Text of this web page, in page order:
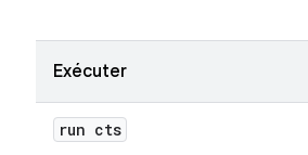
Exécuter
run cts